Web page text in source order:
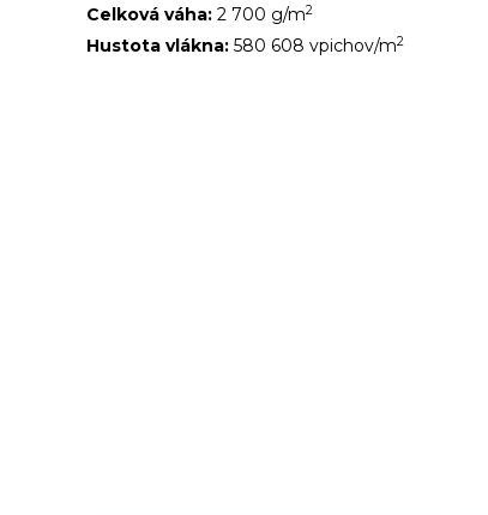
Celková váha: 2 700 g/m2
Hustota vlákna: 580 608 vpichov/m2